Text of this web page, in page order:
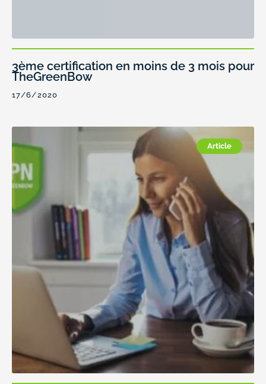
3ème certification en moins de 3 mois pour
TheGreenBow
17/6/2020
Article